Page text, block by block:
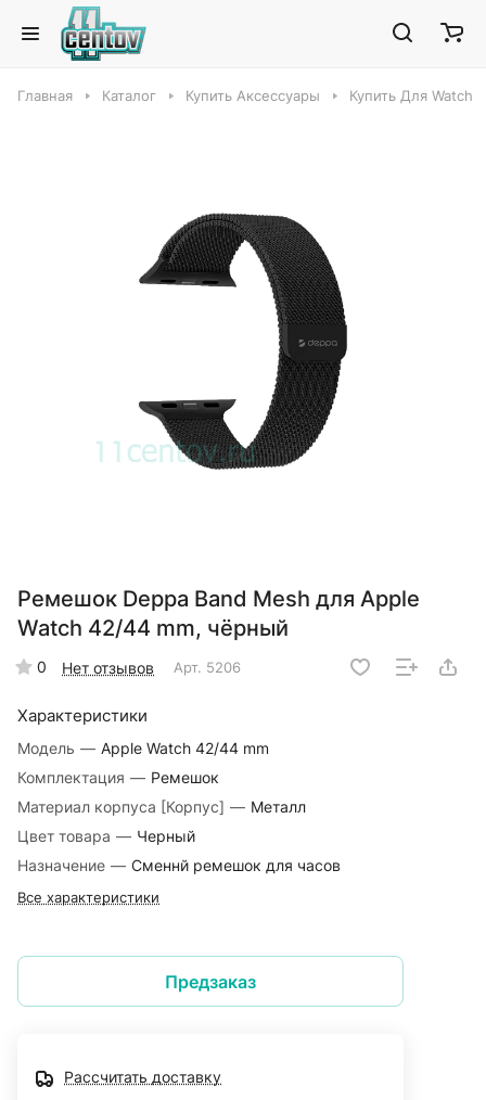
Главная Каталог Купить Аксессуары Купить Для Watch
Ремешок Deppa Band Mesh для Apple
Watch 42/44 mm, чёрный
0 Нет отзывов Арт. 5206
Характеристики
Модель — Apple Watch 42/44 mm
Комплектация — Ремешок
Материал корпуса [Корпус] — Металл
Цвет товара — Черный
Назначение — Сменнй ремешок для часов
Все характеристики
Предзаказ
Рассчитать доставку